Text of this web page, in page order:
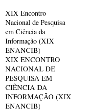
XIX Encontro
Nacional de Pesquisa
em Ciência da
Informação (XIX
ENANCIB)
XIX ENCONTRO
NACIONAL DE
PESQUISA EM
CIÊNCIA DA
INFORMAÇÃO (XIX
ENANCIB)